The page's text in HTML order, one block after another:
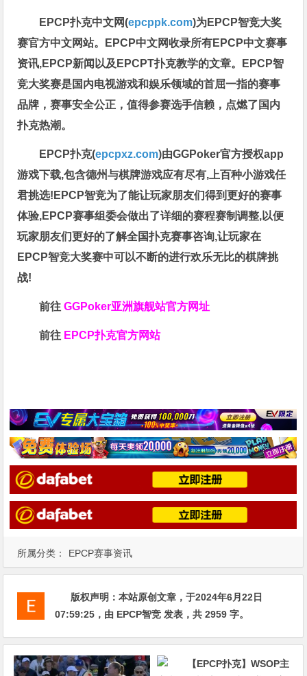
所属分类： EPCP赛事资讯
EPCP扑克中文网(epcppk.com)为EPCP智竞大奖
赛官方中文网站。EPCP中文网收录所有EPCP中文赛事
资讯,EPCP新闻以及EPCPT扑克教学的文章。EPCP智
竞大奖赛是国内电视游戏和娱乐领域的首屈一指的赛事
品牌，赛事安全公正，值得参赛选手信赖，点燃了国内
扑克热潮。
EPCP扑克(epcpxz.com)由GGPoker官方授权app
游戏下载,包含德州与棋牌游戏应有尽有,上百种小游戏任
君挑选!EPCP智竞为了能让玩家朋友们得到更好的赛事
体验,EPCP赛事组委会做出了详细的赛程赛制调整,以便
玩家朋友们更好的了解全国扑克赛事咨询,让玩家在
EPCP智竞大奖赛中可以不断的进行欢乐无比的棋牌挑
战!
前往GGPoker亚洲旗舰站官方网址
前往 EPCP扑克官方网站
版权声明：本站原创文章，于2024年6月22日
07:59:25 ，由 EPCP智竞 发表，共 2959 字。